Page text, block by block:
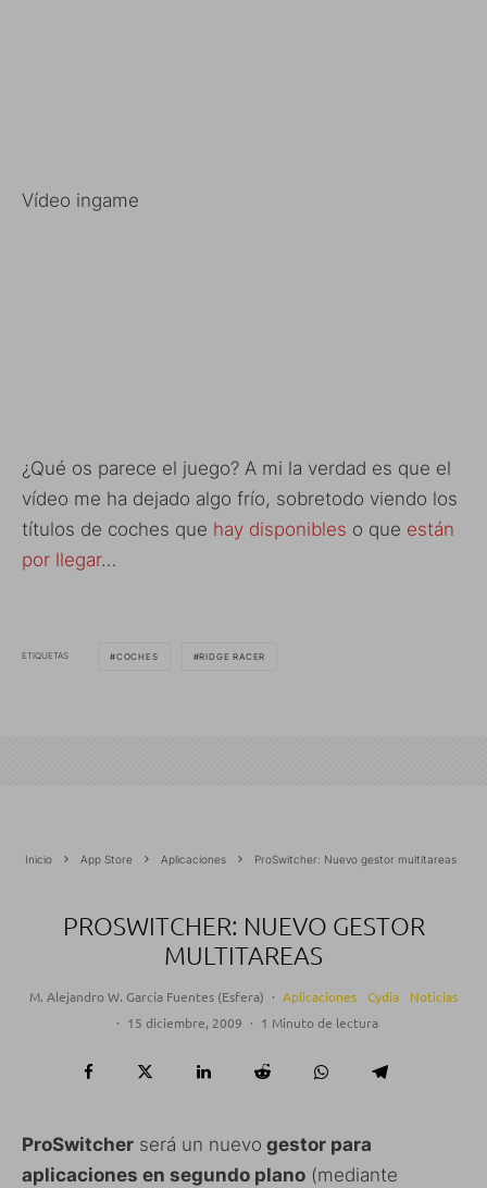
Vídeo ingame
¿Qué os parece el juego? A mi la verdad es que el
vídeo me ha dejado algo frío, sobretodo viendo los
títulos de coches que hay disponibles o que están
por llegar…
ETIQUETAS COCHES RIDGE RACER
Inicio App Store Aplicaciones ProSwitcher: Nuevo gestor multitareas
PROSWITCHER: NUEVO GESTOR
MULTITAREAS
M. Alejandro W. García Fuentes (Esfera) · Aplicaciones Cydia
Noticias
· 15 diciembre, 2009 · 1 Minuto de lectura
ProSwitcher será un nuevo gestor para
aplicaciones en segundo plano (mediante